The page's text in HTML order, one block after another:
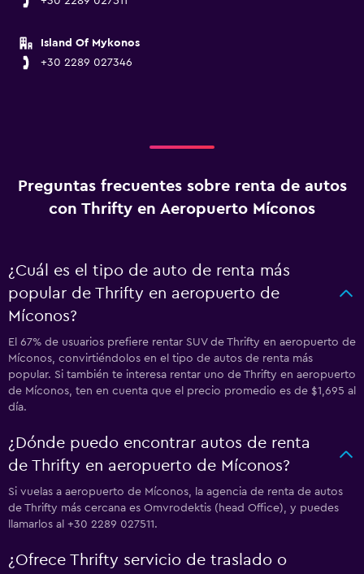
Island Of Mykonos
+30 2289 027346
Preguntas frecuentes sobre renta de autos
con Thrifty en Aeropuerto Míconos
¿Cuál es el tipo de auto de renta más
popular de Thrifty en aeropuerto de
Míconos?
El 67% de usuarios prefiere rentar SUV de Thrifty en aeropuerto de
Míconos, convirtiéndolos en el tipo de autos de renta más
popular. Si también te interesa rentar uno de Thrifty en aeropuerto
de Míconos, ten en cuenta que el precio promedio es de $1,695 al
día.
¿Dónde puedo encontrar autos de renta
de Thrifty en aeropuerto de Míconos?
Si vuelas a aeropuerto de Míconos, la agencia de renta de autos
de Thrifty más cercana es Omvrodektis (head Office), y puedes
llamarlos al +30 2289 027511.
¿Ofrece Thrifty servicio de traslado o